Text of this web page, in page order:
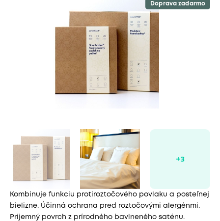
Doprava zadarmo
Kombinuje funkciu protiroztočového povlaku a posteľnej
bielizne. Účinná ochrana pred roztočovými alergénmi.
Príjemný povrch z prírodného bavlneného saténu.